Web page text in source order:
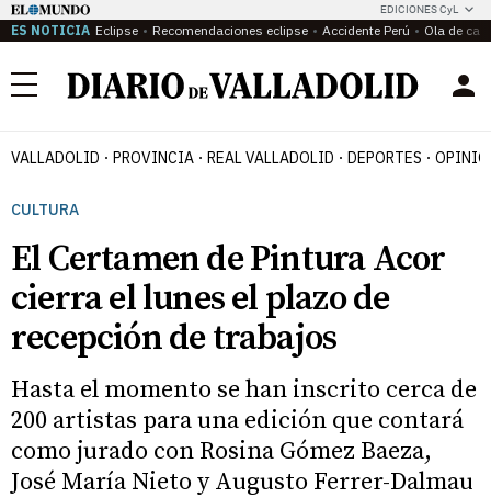
EDICIONES CyL
ES NOTICIA Eclipse Recomendaciones eclipse Accidente Perú Ola de
Menú
VALLADOLID PROVINCIA REAL VALLADOLID DEPORTES
CULTURA
El Certamen de Pintura Acor
cierra el lunes el plazo de
recepción de trabajos
Hasta el momento se han inscrito cerca de
200 artistas para una edición que contará
como jurado con Rosina Gómez Baeza,
José María Nieto y Augusto Ferrer-Dalmau